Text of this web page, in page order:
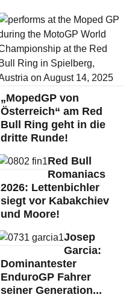
„MopedGP von
Österreich“ am Red
Bull Ring geht in die
dritte Runde!
Red Bull
Romaniacs
2026: Lettenbichler
siegt vor Kabakchiev
und Moore!
Josep
Garcia:
Dominantester
EnduroGP Fahrer
seiner Generation...